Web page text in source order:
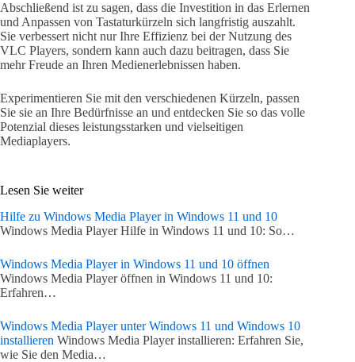
Abschließend ist zu sagen, dass die Investition in das Erlernen
und Anpassen von Tastaturkürzeln sich langfristig auszahlt.
Sie verbessert nicht nur Ihre Effizienz bei der Nutzung des
VLC Players, sondern kann auch dazu beitragen, dass Sie
mehr Freude an Ihren Medienerlebnissen haben.
Experimentieren Sie mit den verschiedenen Kürzeln, passen
Sie sie an Ihre Bedürfnisse an und entdecken Sie so das volle
Potenzial dieses leistungsstarken und vielseitigen
Mediaplayers.
Lesen Sie weiter
Hilfe zu Windows Media Player in Windows 11 und 10
Windows Media Player Hilfe in Windows 11 und 10: So…
Windows Media Player in Windows 11 und 10 öffnen
Windows Media Player öffnen in Windows 11 und 10:
Erfahren…
Windows Media Player unter Windows 11 und Windows 10
installieren Windows Media Player installieren: Erfahren Sie,
wie Sie den Media…